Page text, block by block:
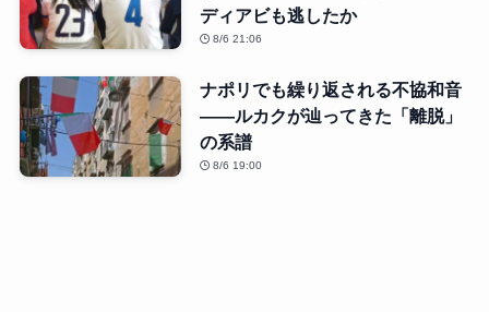
ディアビも逃したか
8/6 21:06
ナポリでも繰り返される不協和音
――ルカクが辿ってきた「離脱」
の系譜
8/6 19:00